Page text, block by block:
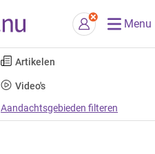
Menu
Artikelen
Video's
Aandachtsgebieden filteren